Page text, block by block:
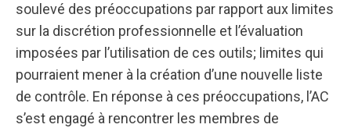
soulevé des préoccupations par rapport aux limites
sur la discrétion professionnelle et l’évaluation
imposées par l’utilisation de ces outils; limites qui
pourraient mener à la création d’une nouvelle liste
de contrôle. En réponse à ces préoccupations, l’AC
s’est engagé à rencontrer les membres de